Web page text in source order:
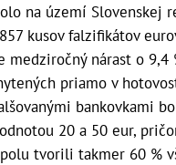
na území Slovenskej
kusov falzifikátov
medziročný nárast o 9,4
priamo v
bankovkami
20 a 50 eur,
tvorili takmer 60 %